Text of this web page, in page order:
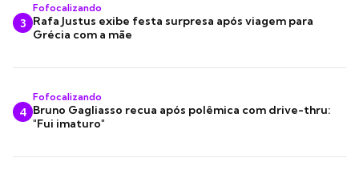
3
Fofocalizando
Rafa Justus exibe festa surpresa após viagem para
Grécia com a mãe
4
Fofocalizando
Bruno Gagliasso recua após polêmica com drive-thru:
"Fui imaturo"